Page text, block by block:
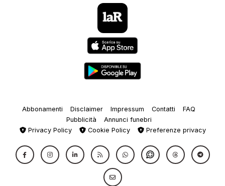
Abbonamenti Disclaimer Impressum Contatti
FAQ
Pubblicità
Annunci funebri
Privacy Policy
Cookie Policy Preferenze privacy